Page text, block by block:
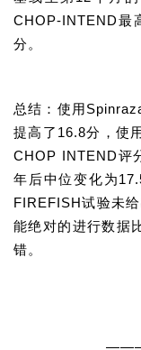
系
我
们
CHOP-INTEND最
分。
总结： 使用
提高了16.8分，使
CHOP INTEND评
年后中位变化为
FIREFISH试验未
能绝对的进行数据
错。